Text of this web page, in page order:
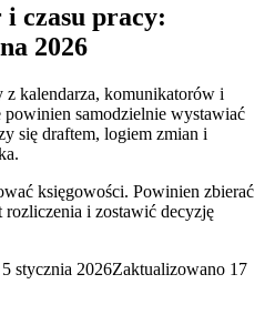
czasu pracy:
2026
z kalendarza, komunikatorów i
samodzielnie wystawiać
się draftem, logiem zmian i
księgowości. Powinien zbierać
i zostawić decyzję
5 stycznia 2026Zaktualizowano 17